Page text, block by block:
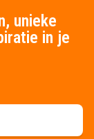
unieke
in je